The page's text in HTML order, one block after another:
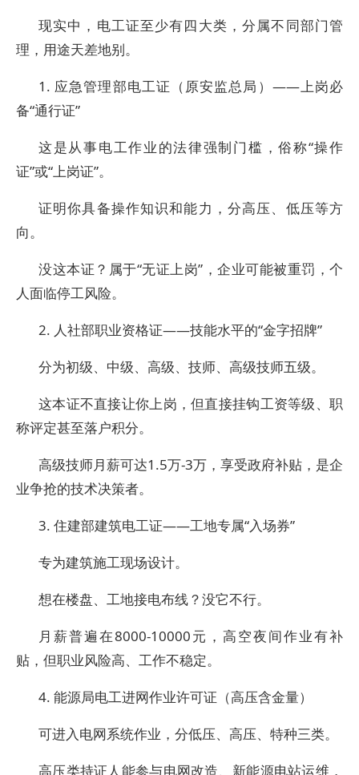
现实中，电工证至少有四大类，分属不同部门管
理，用途天差地别。
1. 应急管理部电工证（原安监总局）——上岗必
备“通行证”
这是从事电工作业的法律强制门槛，俗称“操作
证”或“上岗证”。
证明你具备操作知识和能力，分高压、低压等方
向。
没这本证？属于“无证上岗”，企业可能被重罚，个
人面临停工风险。
2. 人社部职业资格证——技能水平的“金字招牌”
分为初级、中级、高级、技师、高级技师五级。
这本证不直接让你上岗，但直接挂钩工资等级、职
称评定甚至落户积分。
高级技师月薪可达1.5万-3万，享受政府补贴，是企
业争抢的技术决策者。
3. 住建部建筑电工证——工地专属“入场券”
专为建筑施工现场设计。
想在楼盘、工地接电布线？没它不行。
月薪普遍在8000-10000元，高空夜间作业有补
贴，但职业风险高、工作不稳定。
4. 能源局电工进网作业许可证（高压含金量）
可进入电网系统作业，分低压、高压、特种三类。
高压类持证人能参与电网改造、新能源电站运维，